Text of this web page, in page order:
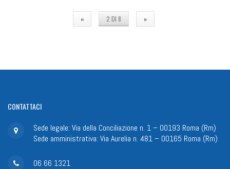
« 2 DI 8 »
CONTATTACI
Sede legale: Via della Conciliazione n. 1 – 00193 Roma (Rm)
Sede amministrativa: Via Aurelia n. 481 – 00165 Roma (Rm)
06 66 1321